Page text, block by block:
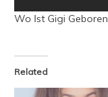
Wo Ist Gigi Geboren
Related